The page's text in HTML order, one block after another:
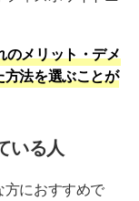
のメリット・デメ
方法を選ぶことが
いる人
方におすすめで